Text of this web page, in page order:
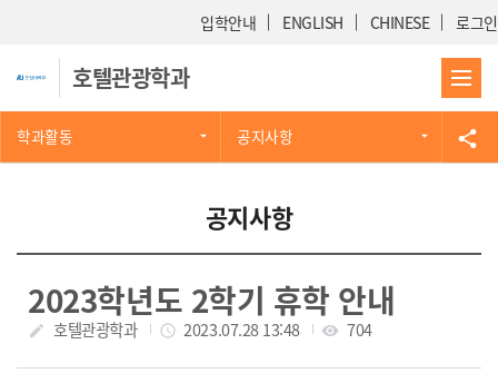
Skip Menu입학안내 ENGLISH CHINESE 로그인
호텔관광학과
학과활동 공지사항 share
공지사항
2023학년도 2학기 휴학 안내
작성자
create 호텔관광학과 작성일
access_time 2023.07.28 13:48 조회수
visibility 704